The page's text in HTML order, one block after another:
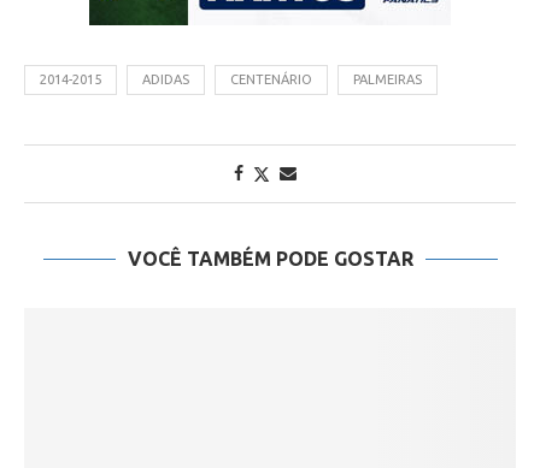
2014-2015 ADIDAS CENTENÁRIO PALMEIRAS
VOCÊ TAMBÉM PODE GOSTAR